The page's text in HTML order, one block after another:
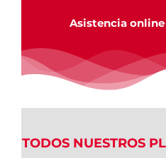
Asistencia online
TODOS NUESTROS